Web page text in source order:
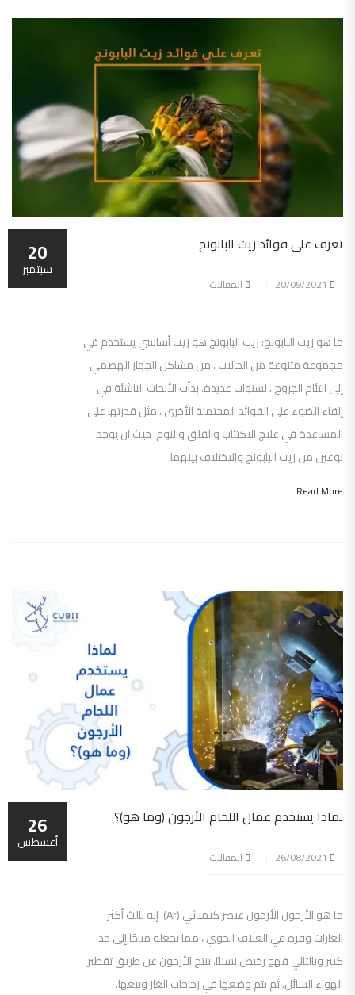
تعرف على فوائد زيت البابونج
المقالات
ما هو زيت البابونج: زيت البابونج هو زيت أساسي يستخدم في
مجموعة متنوعة من الحالات ، من مشاكل الجهاز الهضمي
إلى التئام الجروح ، لسنوات عديدة. بدأت الأبحاث الناشئة في
إلقاء الضوء على الفوائد المحتملة الأخرى ، مثل قدرتها على
المساعدة في علاج الاكتئاب والقلق والنوم. حيث ان يوجد
نوعين من زيت البابونج والاختلاف بينهما
Read More...
20
سبتمبر
لماذا يستخدم عمال اللحام الأرجون (وما هو)؟
المقالات
ما هو الأرجون الأرجون عنصر كيميائي (Ar). إنه ثالث أكثر
الغازات وفرة في الغلاف الجوي ، مما يجعله متاحًا إلى حد
كبير وبالتالي فهو رخيص نسبيًا. ينتج الأرجون عن طريق تقطير
الهواء السائل. ثم يتم وضعها في زجاجات الغاز وبيعها.
26
أغسطس